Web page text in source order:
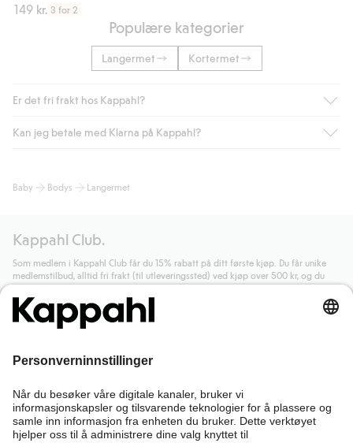
149 kr. 3 for 2
Populære kategorier
Langermet Kortermet
Er det fri frakt hos Kappahl?
Som medlem i Kappahl Club har du alltid gratis frakt til butikk,
automatisk etter at du har logget inn og er identifisert som
hjemlevering med Helthjem koster 49 NOK og 99 NOK for
hjemlevering med Bring uansett hvor mye du handler for.
Les mer
Kan jeg betale med Klarna på Kappahl?
og andre betalingsmåter.
generelle vilkår.Les mer om Klarnas betalingsvilkår
lenke).
Les mer
Baby Bodys Langermet
Kappahl Club.
Som medlem i Kappahl Club får du 15% rabatt på ditt første kjøp. Du får unike
medlemstilbud, alltid fri frakt (til utleveringssted) ved kjøp over 500 kr, og du
samler poeng på alle dine kjøp og aktiviteter.
Bli medlem